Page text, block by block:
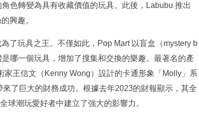
色轉變為具有收藏價值的玩具。此後，Labubu 推出
興趣。
了玩具之王。不僅如此，Pop Mart 以盲盒（mystery b
哪一個玩具，增加了搜集和交換的樂趣。最著名的產
王信文（Kenny Wong）設計的卡通形象「Molly」系
了巨大的財務成功。根據去年2023的財報顯示，其全
球潮玩愛好者中建立了強大的影響力。